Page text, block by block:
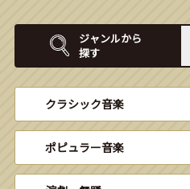
ジャンルから
探す
クラシック音楽
ポピュラー音楽